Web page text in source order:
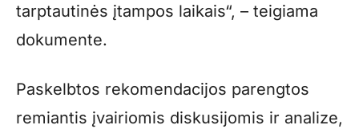
tarptautinės įtampos laikais“, – teigiama
dokumente.
Paskelbtos rekomendacijos parengtos
remiantis įvairiomis diskusijomis ir analize,